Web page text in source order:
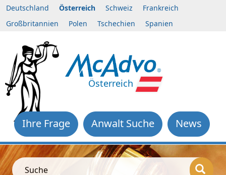
Deutschland Österreich Schweiz
Frankreich
Großbritannien
Polen Tschechien Spanien
Österreich
News
Anwalt Suche
Ihre Frage
Suche